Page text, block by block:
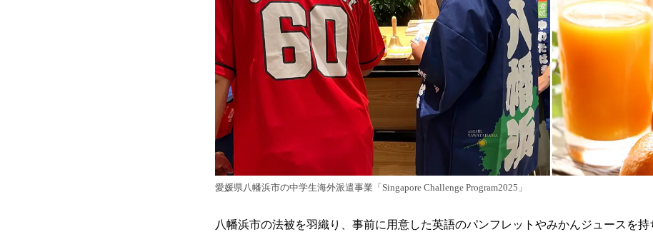
愛媛県八幡浜市の中学生海外派遣事業「Singapore Challenge Program2025」
八幡浜市の法被を羽織り、事前に用意した英語のパンフレットやみかんジュースを